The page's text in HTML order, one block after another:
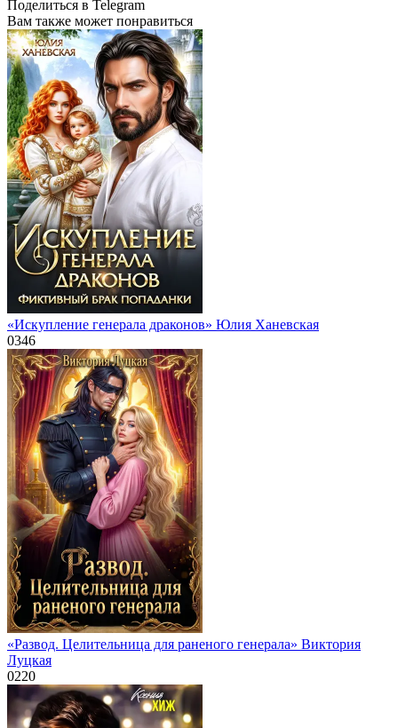
Поделиться в Telegram
Вам также может понравиться
«Искупление генерала драконов» Юлия Ханевская
0346
«Развод. Целительница для раненого генерала» Виктория
Луцкая
0220